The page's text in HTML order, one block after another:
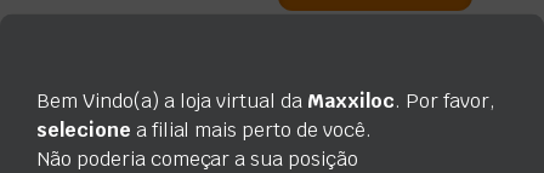
SOPRADOR COSTAL BRANCO MOTOSERRA BRANCO BMT-52
Bem Vindo(a) a loja virtual da Maxxiloc. Por favor,
selecione a filial mais perto de você.
Não poderia começar a sua posição